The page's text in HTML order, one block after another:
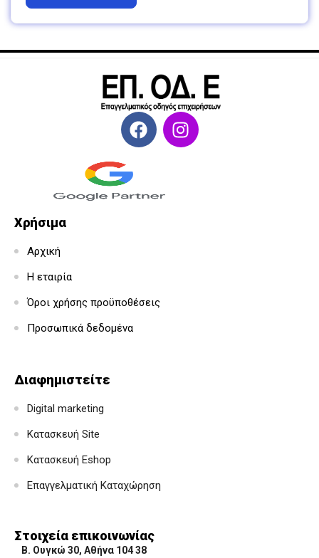
Χρήσιμα
Αρχική
Η εταιρία
Όροι χρήσης προϋποθέσεις
Προσωπικά δεδομένα
Διαφημιστείτε
Digital marketing
Κατασκευή Site
Κατασκευή Eshop
Επαγγελματική Καταχώρηση
Στοιχεία επικοινωνίας
Β. Ουγκώ 30, Αθήνα 104 38